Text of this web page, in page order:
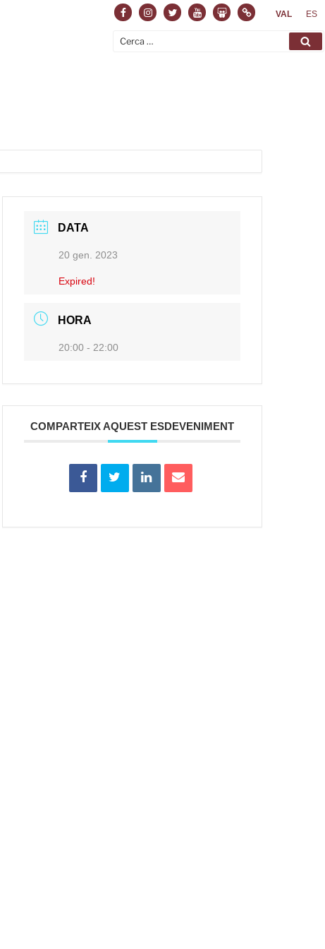
FacebookInstagram
TwitterYoutubeSlideshare
NormasVAL ES
Cerca:
DATA
20 gen. 2023
Expired!
HORA
20:00 - 22:00
COMPARTEIX AQUEST ESDEVENIMENT